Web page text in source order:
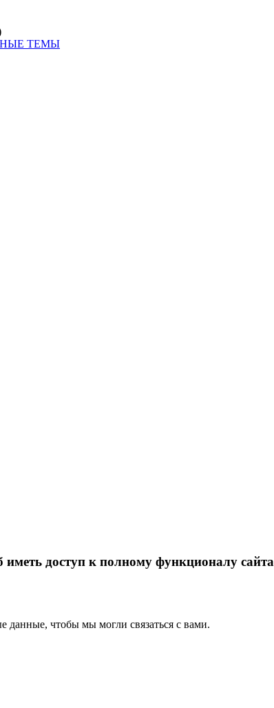
ТЕМЫ
иметь доступ к полному функционалу сайта
данные, чтобы мы могли связаться с вами.